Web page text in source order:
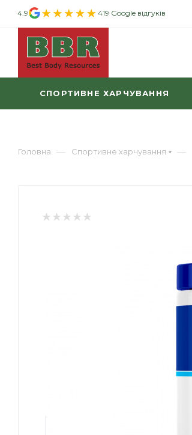
4.9 419 Google відгуків
СПОРТИВНЕ ХАРЧУВАННЯ
Головна — Спортивне харчування —